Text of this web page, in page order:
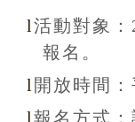
l活動對象：
報名。
l 開放時間：
l報名方式：